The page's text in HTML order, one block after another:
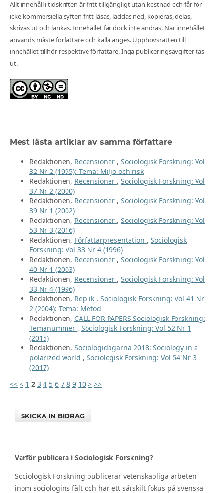
Allt innehåll i tidskriften är fritt tillgängligt utan kostnad och får för
icke-kommersiella syften fritt läsas, laddas ned, kopieras, delas,
skrivas ut och länkas. Innehållet får dock inte ändras. När innehållet
används måste författare och källa anges. Upphovsrätten till
innehållet tillhör respektive författare. Inga publiceringsavgifter tas
ut.
Mest lästa artiklar av samma författare
Redaktionen, Recensioner , Sociologisk Forskning: Vol
32 Nr 2 (1995): Tema: Miljö och risk
Redaktionen, Recensioner , Sociologisk Forskning: Vol
37 Nr 2 (2000)
Redaktionen, Recensioner , Sociologisk Forskning: Vol
39 Nr 1 (2002)
Redaktionen, Recensioner , Sociologisk Forskning: Vol
53 Nr 3 (2016)
Redaktionen, Författarpresentation , Sociologisk
Forskning: Vol 33 Nr 4 (1996)
Redaktionen, Recensioner , Sociologisk Forskning: Vol
40 Nr 1 (2003)
Redaktionen, Recensioner , Sociologisk Forskning: Vol
33 Nr 4 (1996)
Redaktionen, Replik , Sociologisk Forskning: Vol 41 Nr
2 (2004): Tema: Metod
Redaktionen, CALL FOR PAPERS Sociologisk Forskning:
Temanummer , Sociologisk Forskning: Vol 52 Nr 1
(2015)
Redaktionen, Sociologidagarna 2018: Sociology in a
polarized world , Sociologisk Forskning: Vol 54 Nr 3
(2017)
<< < 1 2 3 4 5 6 7 8 9 10 > >>
SKICKA IN BIDRAG
Varför publicera i Sociologisk Forskning?
Sociologisk Forskning publicerar vetenskapliga arbeten
inom sociologins fält och har ett särskilt fokus på svenska